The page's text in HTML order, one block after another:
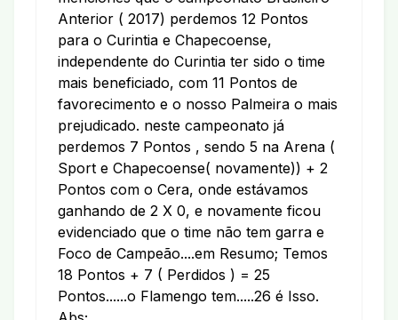
Anterior ( 2017) perdemos 12 Pontos
para o Curintia e Chapecoense,
independente do Curintia ter sido o time
mais beneficiado, com 11 Pontos de
favorecimento e o nosso Palmeira o mais
prejudicado. neste campeonato já
perdemos 7 Pontos , sendo 5 na Arena (
Sport e Chapecoense( novamente)) + 2
Pontos com o Cera, onde estávamos
ganhando de 2 X 0, e novamente ficou
evidenciado que o time não tem garra e
Foco de Campeão....em Resumo; Temos
18 Pontos + 7 ( Perdidos ) = 25
Pontos......o Flamengo tem.....26 é Isso.